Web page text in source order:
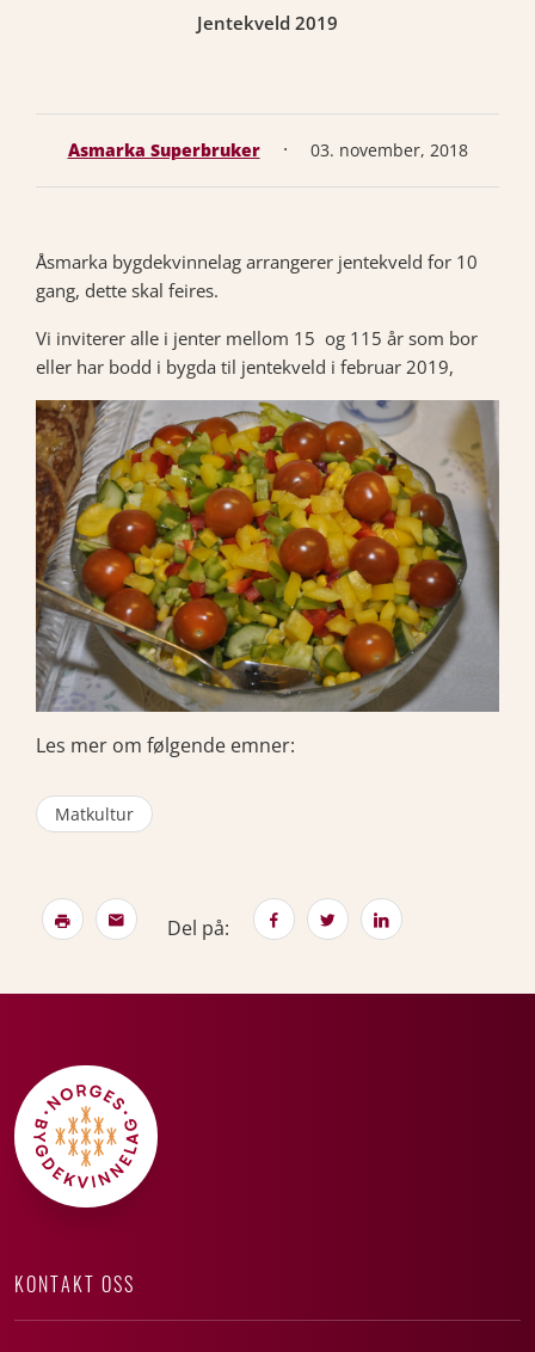
Jentekveld 2019
Åsmarka Superbruker · 03. november, 2018
Åsmarka bygdekvinnelag arrangerer jentekveld for 10
gang, dette skal feires.
Vi inviterer alle i jenter mellom 15 og 115 år som bor
eller har bodd i bygda til jentekveld i februar 2019,
Les mer om følgende emner:
Matkultur
Del på:
KONTAKT OSS